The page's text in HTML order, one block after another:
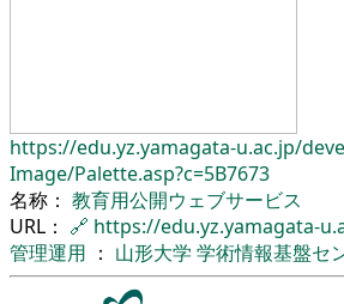
https://edu.yz.yamagata-u.ac.jp/
Image/Palette.asp?c=5B7673
名称： 教育用公開ウェブサービス
URL： 🔗 https://edu.yz.yamagata-
管理運用 ： 山形大学 学術情報基盤セ